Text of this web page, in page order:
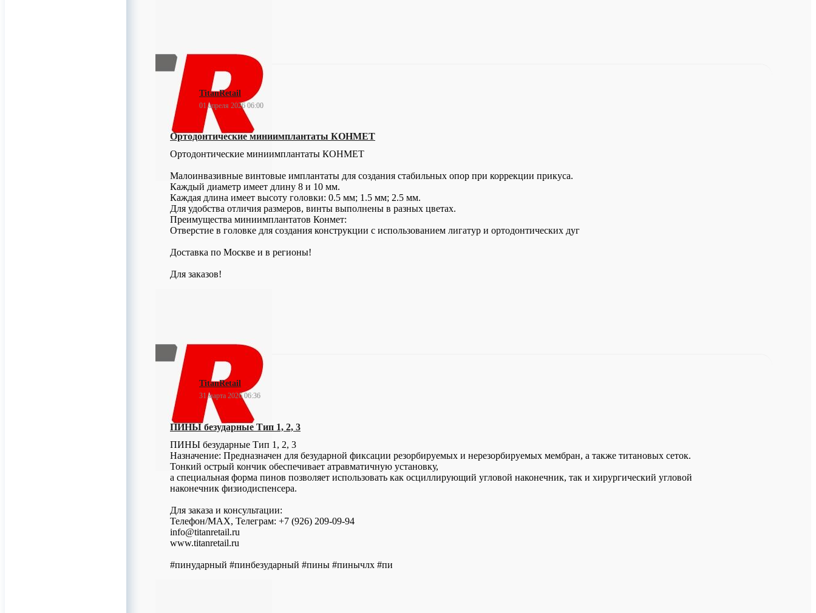
TitanRetail
01 апреля 2026 06:00
Ортодонтические миниимплантаты КОНМЕТ
Ортодонтические миниимплантаты КОНМЕТ
Малоинвазивные винтовые имплантаты для создания стабильных опор при коррекции прикуса.
Каждый диаметр имеет длину 8 и 10 мм.
Каждая длина имеет высоту головки: 0.5 мм; 1.5 мм; 2.5 мм.
Для удобства отличия размеров, винты выполнены в разных цветах.
Преимущества миниимплантатов Конмет:
Отверстие в головке для создания конструкции с использованием лигатур и ортодонтических дуг
Доставка по Москве и в регионы!
Для заказов!
TitanRetail
31 марта 2026 06:36
ПИНЫ безударные Тип 1, 2, 3
ПИНЫ безударные Тип 1, 2, 3
Назначение: Предназначен для безударной фиксации резорбируемых и нерезорбируемых мембран, а также титановых сеток.
Тонкий острый кончик обеспечивает атравматичную установку,
а специальная форма пинов позволяет использовать как осциллирующий угловой наконечник, так и хирургический угловой
наконечник физиодиспенсера.
Для заказа и консультации:
Телефон/МАХ, Телеграм: +7 (926) 209-09-94
info@titanretail.ru
www.titanretail.ru
#пинударный #пинбезударный #пины #пинычлх #пи